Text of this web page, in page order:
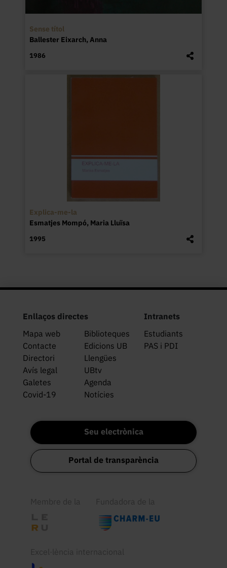
Sense títol
Ballester Eixarch, Anna
1986
Explica-me-la
Esmatjes Mompó, Maria Lluïsa
1995
Enllaços directes
Mapa web
Biblioteques
Contacte
Edicions UB
Directori
Llengües
Avís legal
UBtv
Galetes
Agenda
Covid-19
Notícies
Intranets
Estudiants
PAS i PDI
Seu electrònica
Portal de transparència
Membre de la Fundadora de la
Excel·lència internacional